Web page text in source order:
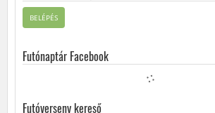
BELÉPÉS
Futónaptár Facebook
Futóverseny kereső